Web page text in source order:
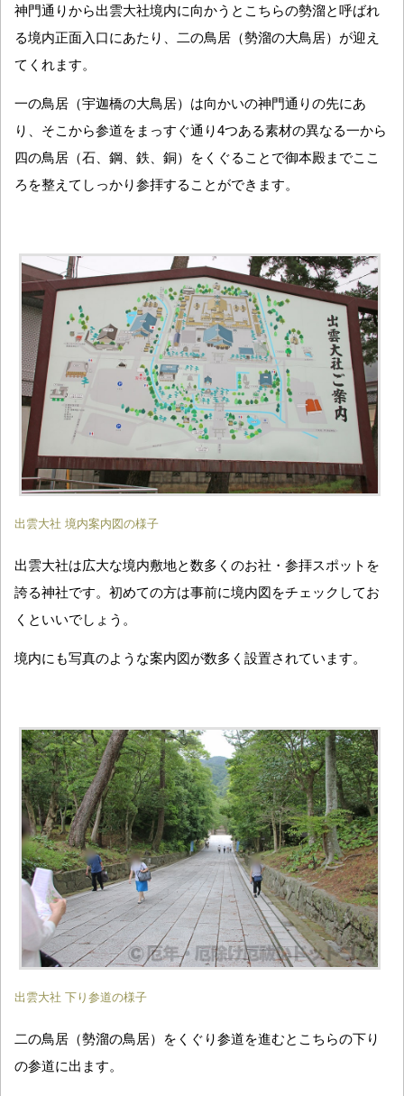
神門通りから出雲大社境内に向かうとこちらの勢溜と呼ばれ
る境内正面入口にあたり、二の鳥居（勢溜の大鳥居）が迎え
てくれます。
一の鳥居（宇迦橋の大鳥居）は向かいの神門通りの先にあ
り、そこから参道をまっすぐ通り4つある素材の異なる一から
四の鳥居（石、鋼、鉄、銅）をくぐることで御本殿までここ
ろを整えてしっかり参拝することができます。
出雲大社 境内案内図の様子
出雲大社は広大な境内敷地と数多くのお社・参拝スポットを
誇る神社です。初めての方は事前に境内図をチェックしてお
くといいでしょう。
境内にも写真のような案内図が数多く設置されています。
出雲大社 下り参道の様子
二の鳥居（勢溜の鳥居）をくぐり参道を進むとこちらの下り
の参道に出ます。